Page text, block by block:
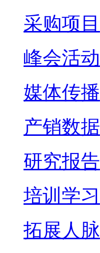
采购项目
峰会活动
媒体传播
产销数据
研究报告
培训学习
拓展人脉